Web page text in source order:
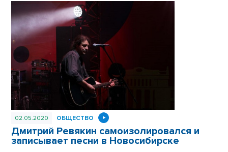
Некуда и прийти помолчать. Подвалов и стен с надписями «Цой
жив» в столице Сибири сейчас не найти. А ведь певец трижды
выступал в Новосибирске.
02.05.2020 ОБЩЕСТВО
Дмитрий Ревякин самоизолировался и
записывает песни в Новосибирске